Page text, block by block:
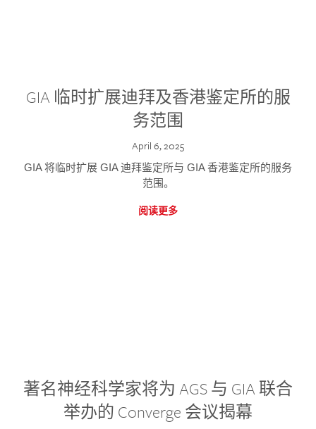
GIA 临时扩展迪拜及香港鉴定所的服
务范围
April 6, 2025
GIA 将临时扩展 GIA 迪拜鉴定所与 GIA 香港鉴定所的服务
范围。
阅读更多
著名神经科学家将为 AGS 与 GIA 联合
举办的 Converge 会议揭幕